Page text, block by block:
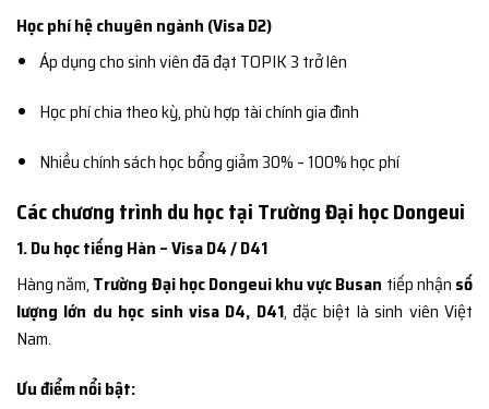
Học phí hệ chuyên ngành (Visa D2)
Áp dụng cho sinh viên đã đạt TOPIK 3 trở lên
Học phí chia theo kỳ, phù hợp tài chính gia đình
Nhiều chính sách học bổng giảm 30% – 100% học phí
Các chương trình du học tại Trường Đại học Dongeui
1. Du học tiếng Hàn – Visa D4 / D41
Hàng năm, Trường Đại học Dongeui khu vực Busan tiếp nhận số
lượng lớn du học sinh visa D4, D41, đặc biệt là sinh viên Việt
Nam.
Ưu điểm nổi bật: